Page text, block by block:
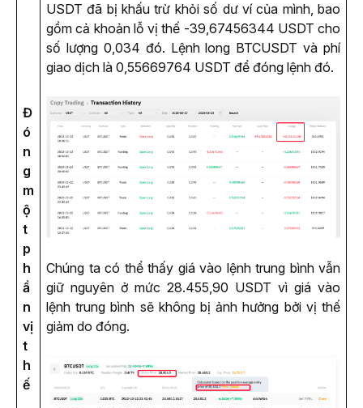
Đ
ó
n
g
m
ộ
t
p
h
ầ
n
vị
t
h
ế
USDT đã bị khấu trừ khỏi số dư ví của mình, bao
gồm cả khoản lỗ vị thế -39,67456344 USDT cho
số lượng 0,034 đó. Lệnh long BTCUSDT và phí
giao dịch là 0,55669764 USDT để đóng lệnh đó.
Chúng ta có thể thấy giá vào lệnh trung bình vẫn
giữ nguyên ở mức 28.455,90 USDT vì giá vào
lệnh trung bình sẽ không bị ảnh hưởng bởi vị thế
giảm do đóng.